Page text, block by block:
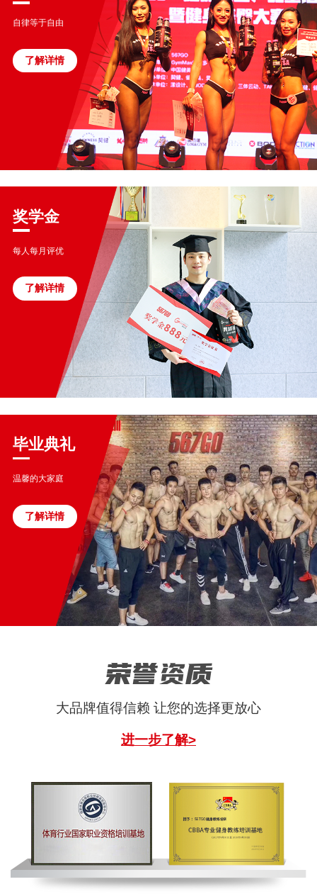
自律等于自由
了解详情
奖学金
每人每月评优
了解详情
毕业典礼
温馨的大家庭
了解详情
荣誉资质
大品牌值得信赖 让您的选择更放心
进一步了解>